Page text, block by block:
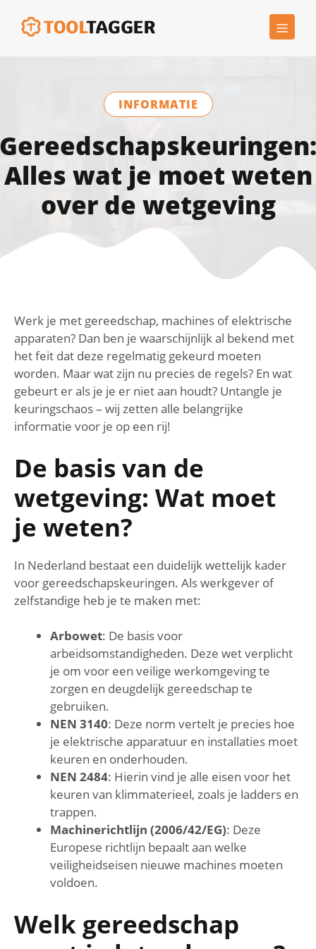
naar
INFORMATIE
Gereedschapskeuringen:
Alles wat je moet weten
over de wetgeving
Werk je met gereedschap, machines of elektrische
apparaten? Dan ben je waarschijnlijk al bekend met
het feit dat deze regelmatig gekeurd moeten
worden. Maar wat zijn nu precies de regels? En wat
gebeurt er als je je er niet aan houdt? Untangle je
keuringschaos – wij zetten alle belangrijke
informatie voor je op een rij!
De basis van de
wetgeving: Wat moet
je weten?
In Nederland bestaat een duidelijk wettelijk kader
voor gereedschapskeuringen. Als werkgever of
zelfstandige heb je te maken met:
Arbowet: De basis voor
arbeidsomstandigheden. Deze wet verplicht
je om voor een veilige werkomgeving te
zorgen en deugdelijk gereedschap te
gebruiken.
NEN 3140: Deze norm vertelt je precies hoe
je elektrische apparatuur en installaties moet
keuren en onderhouden.
NEN 2484: Hierin vind je alle eisen voor het
keuren van klimmaterieel, zoals je ladders en
trappen.
Machinerichtlijn (2006/42/EG): Deze
Europese richtlijn bepaalt aan welke
veiligheidseisen nieuwe machines moeten
voldoen.
Welk gereedschap